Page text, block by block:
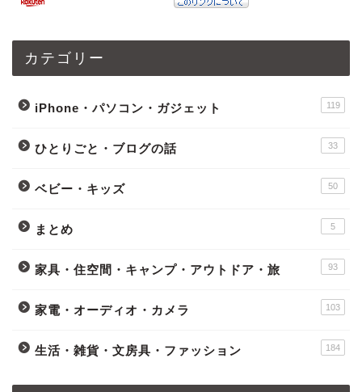
カテゴリー
iPhone・パソコン・ガジェット 119
ひとりごと・ブログの話 33
ベビー・キッズ 50
まとめ 5
家具・住空間・キャンプ・アウトドア・旅 93
家電・オーディオ・カメラ 103
生活・雑貨・文房具・ファッション 184